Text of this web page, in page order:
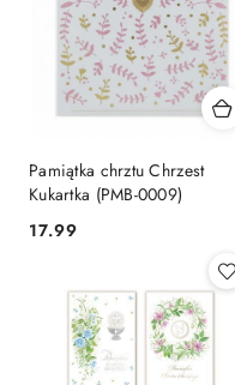
Pamiątka chrztu Chrzest
Kukartka (PMB-0009)
Cena:
17.99